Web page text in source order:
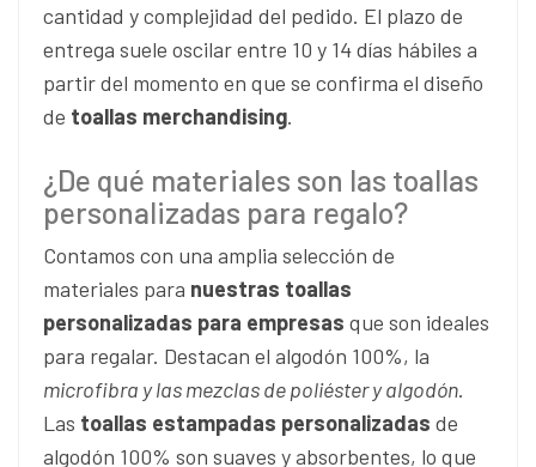
cantidad y complejidad del pedido. El plazo de
entrega suele oscilar entre 10 y 14 días hábiles a
partir del momento en que se confirma el diseño
de toallas merchandising.
¿De qué materiales son las toallas
personalizadas para regalo?
Contamos con una amplia selección de
materiales para nuestras toallas
personalizadas para empresas que son ideales
para regalar. Destacan el algodón 100%, la
microfibra y las mezclas de poliéster y algodón.
Las toallas estampadas personalizadas de
algodón 100% son suaves y absorbentes, lo que